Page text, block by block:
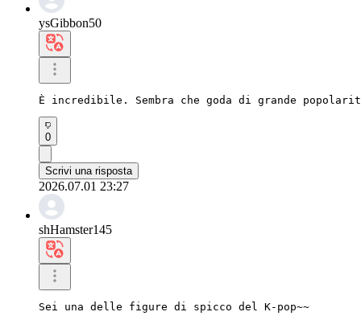
ysGibbon50
È incredibile. Sembra che goda di grande
0
Scrivi una risposta
2026.07.01 23:27
shHamster145
Sei una delle figure di spicco del K-pop~~